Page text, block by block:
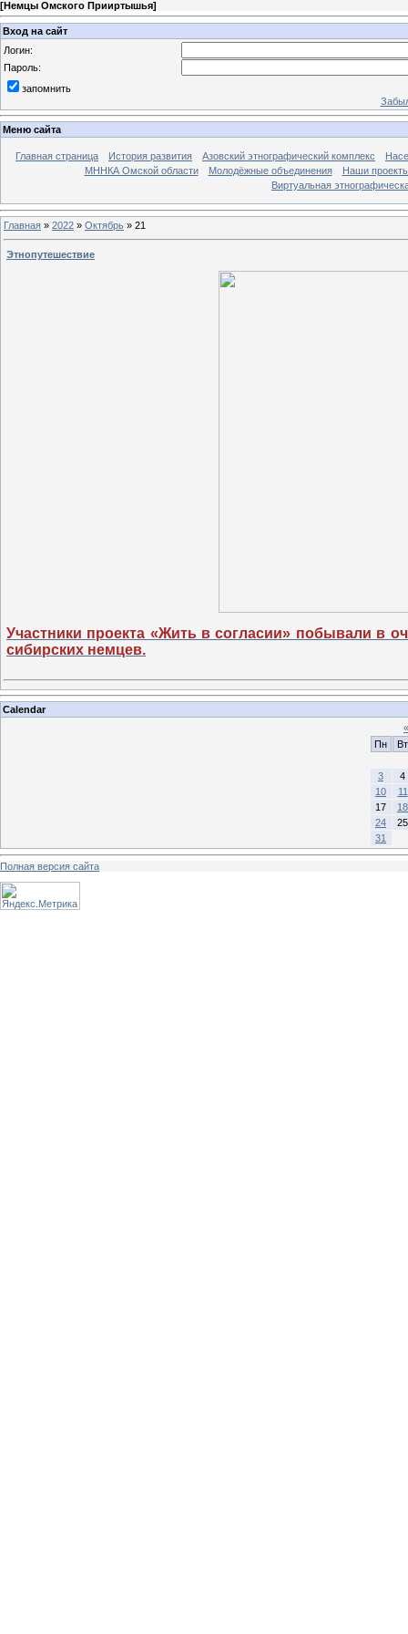
[Немцы Омского Прииртышья]
Вход на сайт
Логин:
Пароль:
запомнить
Меню сайта
Главная страница История развития Азовский этнографический комплекс
МННКА Омской области
Молодёжные объединения
Наши
Виртуальная
Главная » 2022 » Октябрь » 21
Этнопутешествие
Участники проекта «Жить в согласии» побывали в
сибирских немцев.
Calendar
«
Пн
Вт
3
4
10
11
17
18
24
25
31
Полная версия сайта